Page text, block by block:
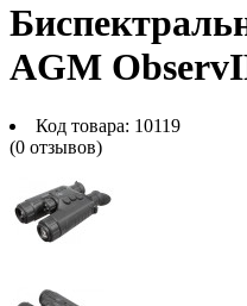
AGM
Код товара: 10119
(0 отзывов)